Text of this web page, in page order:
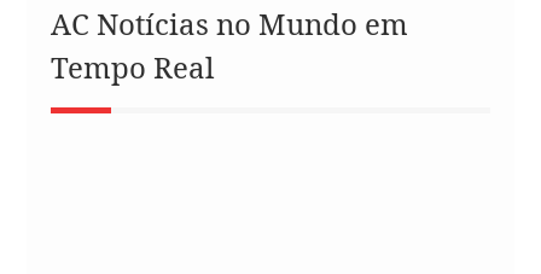
AC Notícias no Mundo em
Tempo Real